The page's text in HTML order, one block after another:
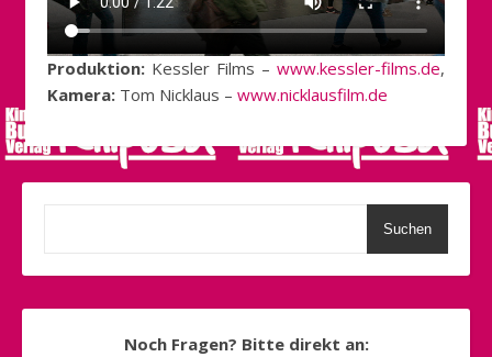
Produktion: Kessler Films – www.kessler-films.de,
Kamera: Tom Nicklaus – www.nicklausfilm.de
Suchen
Noch Fragen? Bitte direkt an: